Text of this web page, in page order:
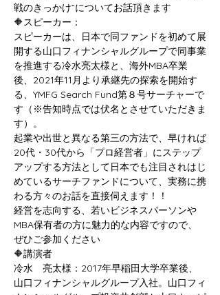
戦のきっかけ”についてお話頂きます
🔶スピーカー：
スピーカーは、日本で同ファンドを初めて展
開する山口フィナンシャルグループで同事業
を推進する冷水亮太様と、海外MBA卒業
後、2021年11月より承継先の探索を開始す
る、YMFG Search Fund第８号サーチャーで
す（※告知時点では伏名とさせていただきま
す）。
起業や出世と異なる第三の方法で、早ければ
20代・30代から「プロ経営者」にステップ
アップする方法として日本でも注目されはじ
めているサーチファンドについて、実務に携
わる方々のお話を直接伺えます！！
経営を志向する、若いビジネスパーソンや
MBA保有者の方に魅力的な内容ですので、
ぜひご参加ください
🔶講演者
冷水　亮太様：2017年早稲田大学卒業後、
山口フィナンシャルグループ入社。山口フィ